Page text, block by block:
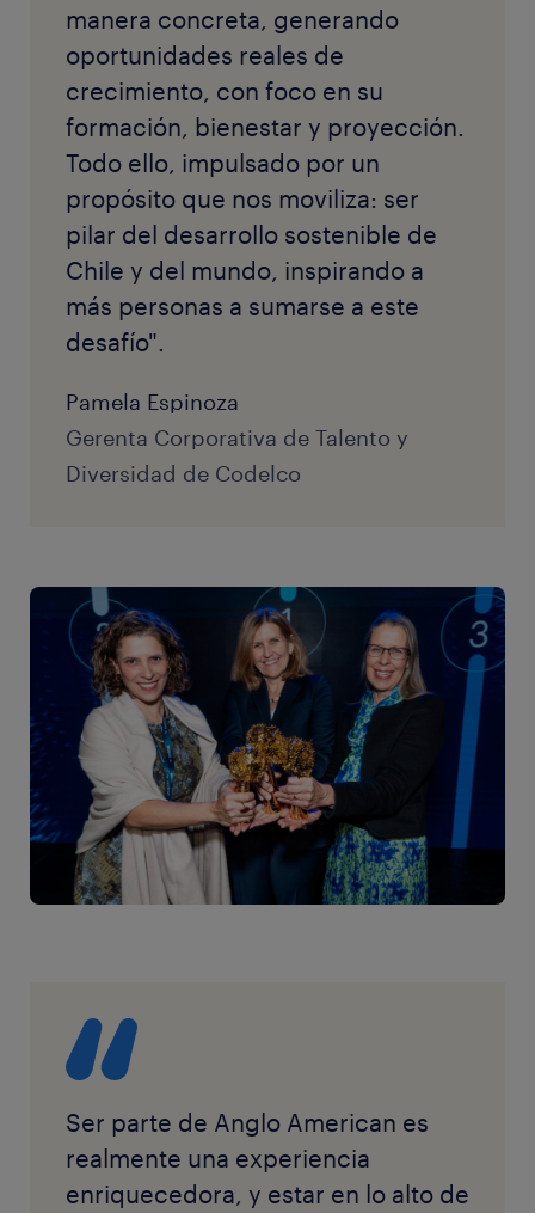
manera concreta, generando
oportunidades reales de
crecimiento, con foco en su
formación, bienestar y proyección.
Todo ello, impulsado por un
propósito que nos moviliza: ser
pilar del desarrollo sostenible de
Chile y del mundo, inspirando a
más personas a sumarse a este
desafío".
Pamela Espinoza
Gerenta Corporativa de Talento y
Diversidad de Codelco
Ser parte de Anglo American es
realmente una experiencia
enriquecedora, y estar en lo alto de